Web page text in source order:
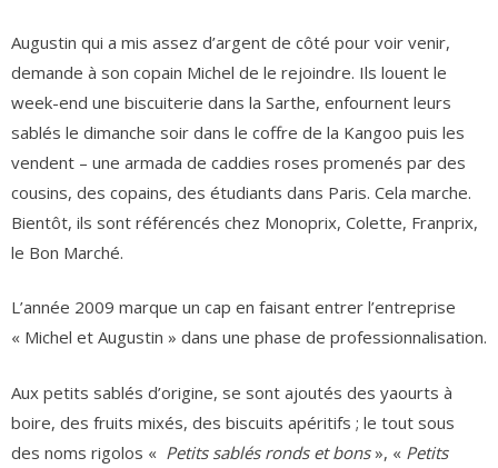
Augustin qui a mis assez d’argent de côté pour voir venir,
demande à son copain Michel de le rejoindre. Ils louent le
week-end une biscuiterie dans la Sarthe, enfournent leurs
sablés le dimanche soir dans le coffre de la Kangoo puis les
vendent – une armada de caddies roses promenés par des
cousins, des copains, des étudiants dans Paris. Cela marche.
Bientôt, ils sont référencés chez Monoprix, Colette, Franprix,
le Bon Marché.
L’année 2009 marque un cap en faisant entrer l’entreprise
« Michel et Augustin » dans une phase de professionnalisation.
Aux petits sablés d’origine, se sont ajoutés des yaourts à
boire, des fruits mixés, des biscuits apéritifs ; le tout sous
des noms rigolos « Petits sablés ronds et bons», « Petits